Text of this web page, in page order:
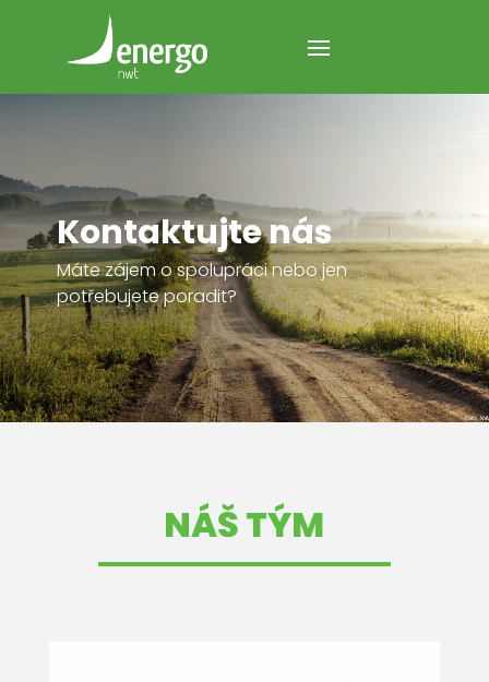
Kontaktujte nás
Máte zájem o spolupráci nebo jen
potřebujete poradit?
NÁŠ TÝM